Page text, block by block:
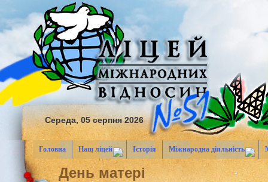
Середа, 05 серпня 2026
Головна Наш ліцей Історія Міжнародна діяльність
День матері